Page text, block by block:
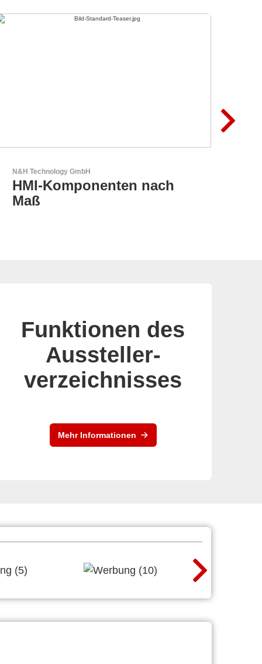
Aker Technology Co., Ltd.
AKER: Wo Präzision auf
Zuverlässigkeit trifft
Funktionen des
Aussteller-
verzeichnisses
Mehr Informationen